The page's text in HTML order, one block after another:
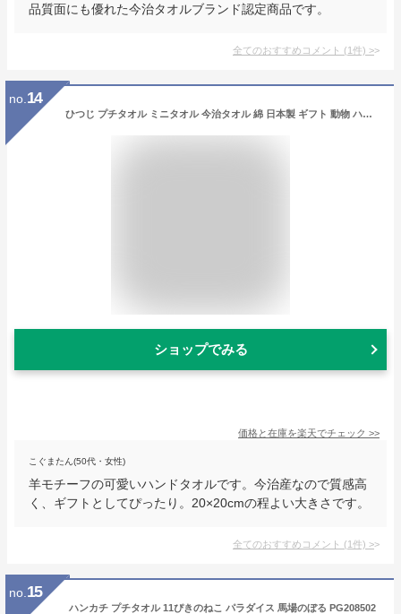
品質面にも優れた今治タオルブランド認定商品です。
全てのおすすめコメント (1件) >
no. 14
ひつじ プチタオル ミニタオル 今治タオル 綿 日本製 ギフト 動物 ハンカチ タオル おしぼり 子供 出産祝い プレゼント
ショップでみる
価格と在庫を楽天でチェック >>
こぐまたん(50代・女性)
羊モチーフの可愛いハンドタオルです。今治産なので質感高
く、ギフトとしてぴったり。20×20cmの程よい大きさです。
全てのおすすめコメント (1件) >
no. 15
ハンカチ プチタオル 11ぴきのねこ パラダイス 馬場のぼる PG208502